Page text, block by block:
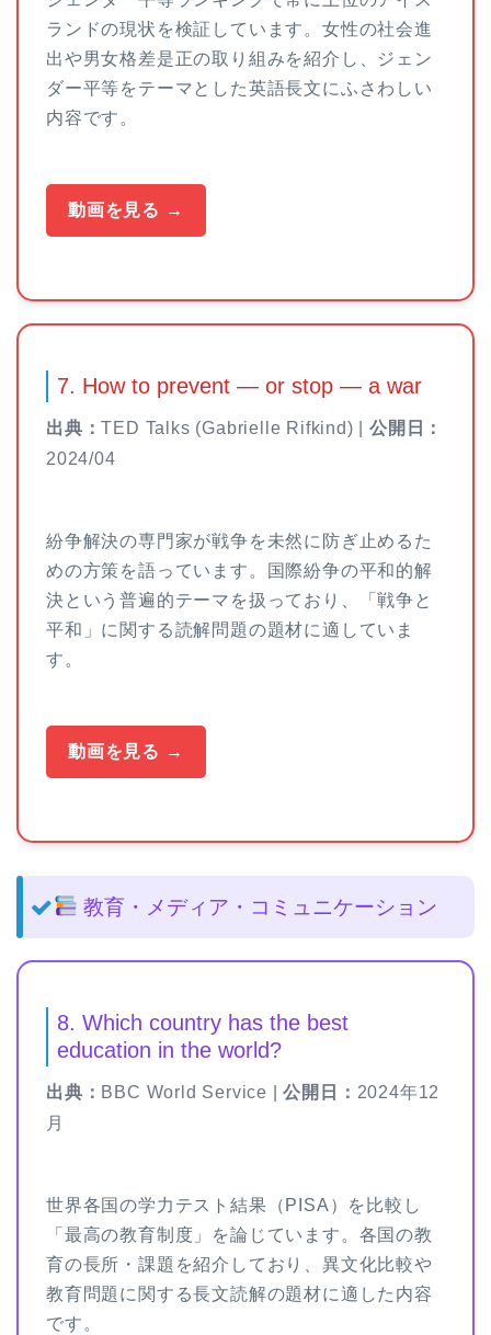
ランドの現状を検証しています。女性の社会進
出や男女格差是正の取り組みを紹介し、ジェン
ダー平等をテーマとした英語長文にふさわしい
内容です。
動画を見る →
7. How to prevent — or stop — a war
出典：TED Talks (Gabrielle Rifkind) |公開日：
2024/04
紛争解決の専門家が戦争を未然に防ぎ止めるた
めの方策を語っています。国際紛争の平和的解
決という普遍的テーマを扱っており、「戦争と
平和」に関する読解問題の題材に適していま
す。
動画を見る →
教育・メディア・コミュニケーション
8. Which country has the best
education in the world?
出典： BBC World Service |公開日： 2024年12
月
世界各国の学力テスト結果（PISA）を比較し
「最高の教育制度」を論じています。各国の教
育の長所・課題を紹介しており、異文化比較や
教育問題に関する長文読解の題材に適した内容
です。